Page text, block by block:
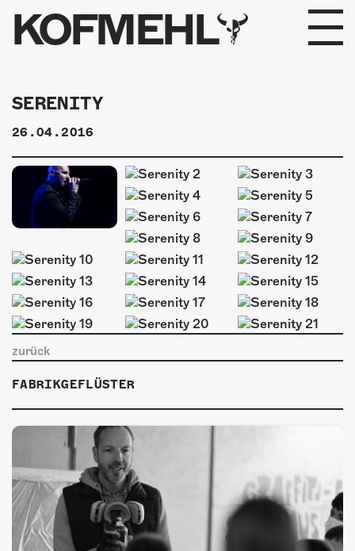
KOFMEHL
PROGRAMM
FABRIKGEFLÜSTER
GALERIE
FOTOGALERIE
PHOTOMAT
INFOS
KONTAKT
ÜBER UNS
GÖNNEREI
SHOP
MITMACHEN
SERENITY
26.04.2016
zurück
FABRIKGEFLÜSTER